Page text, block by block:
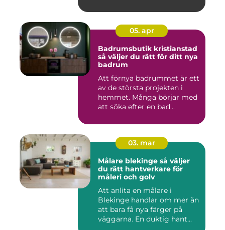
05. apr
Badrumsbutik kristianstad
så väljer du rätt för ditt nya
badrum
Att förnya badrummet är ett
av de största projekten i
hemmet. Många börjar med
att söka efter en bad...
03. mar
Målare blekinge så väljer
du rätt hantverkare för
måleri och golv
Att anlita en målare i
Blekinge handlar om mer än
att bara få nya färger på
väggarna. En duktig hant...